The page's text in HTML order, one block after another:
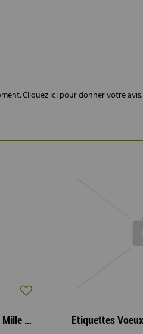
Cliquez ici pour donner votre avis.
Cartes Voeux Grand Modèle " Mille Fois Merci " ( x 10 )